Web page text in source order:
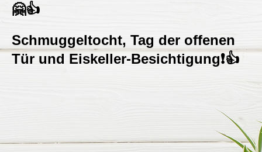
🤗👍
Schmuggeltocht, Tag der offenen
Tür und Eiskeller-Besichtigung❗👍